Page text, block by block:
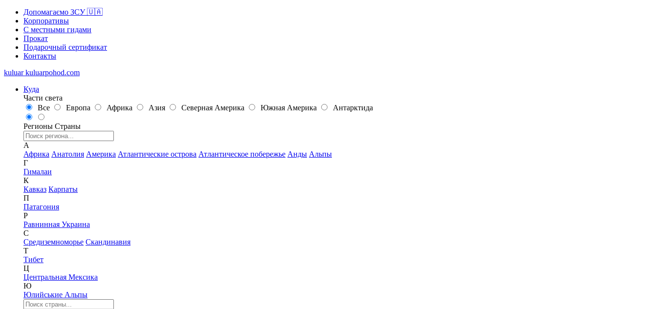
Допомагаємо ЗСУ 🇺🇦
Корпоративы
С местными гидами
Прокат
Подарочный сертификат
Контакты
kuluar kuluarpohod.com
Куда
Части света
Все
Европа Африка Азия Северная Америка Южная Америка Антарктида
Регионы Страны
А
Африка Анатолия Америка Атлантические острова Атлантическое побережье Анды Альпы
Г
Гималаи
К
Кавказ Карпаты
П
Патагония
Р
Равнинная Украина
С
Средиземноморье Скандинавия
Т
Тибет
Ц
Центральная Мексика
Ю
Юлийськие Альпы